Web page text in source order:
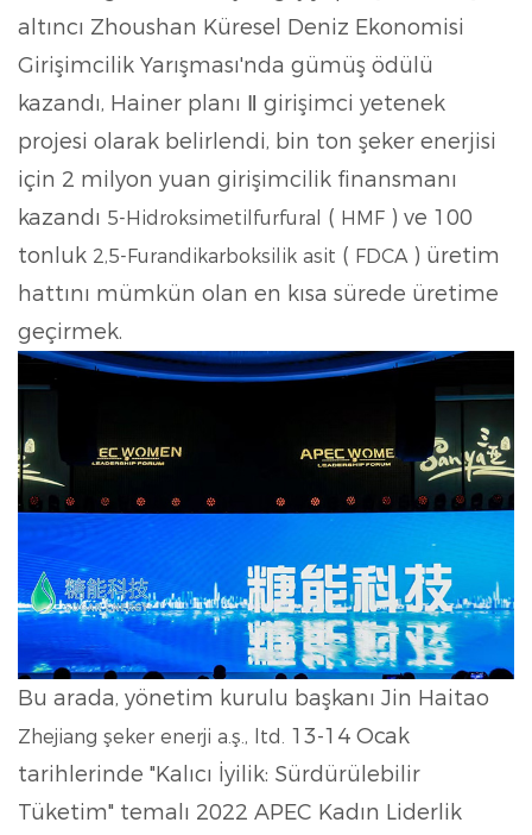
altıncı Zhoushan Küresel Deniz Ekonomisi
Girişimcilik Yarışması'nda gümüş ödülü
kazandı, Hainer planı Ⅱ girişimci yetenek
projesi olarak belirlendi, bin ton şeker enerjisi
için 2 milyon yuan girişimcilik finansmanı
kazandı 5-Hidroksimetilfurfural ( HMF ) ve 100
tonluk 2,5-Furandikarboksilik asit ( FDCA ) üretim
hattını mümkün olan en kısa sürede üretime
geçirmek.
Bu arada, yönetim kurulu başkanı Jin Haitao
Zhejiang şeker enerji a.ş., ltd. 13-14 Ocak
tarihlerinde "Kalıcı İyilik: Sürdürülebilir
Tüketim" temalı 2022 APEC Kadın Liderlik